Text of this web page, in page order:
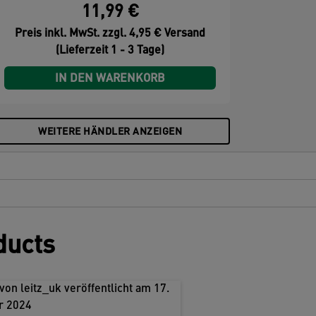
Mit seinem minimalistischen Design
den einladenden Farben können Sie
Arbeitsbereich Stil und Farbe
11,99 €
Preis inkl. MwSt. zzgl. 4,95 € Versand
(Lieferzeit 1 - 3 Tage)
IN DEN WARENKORB
WEITERE HÄNDLER ANZEIGEN